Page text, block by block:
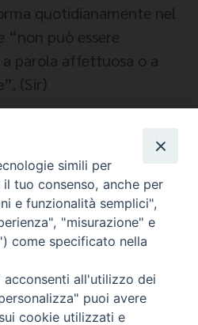
quotidianamente nel
“non può essere
parola affettuosa o a
(Sir)
simili per
tuo consenso, anche per
e funzionalità semplici",
"misurazione" e
come specificato nella
all'utilizzo dei
puoi avere
cookie utilizzati e